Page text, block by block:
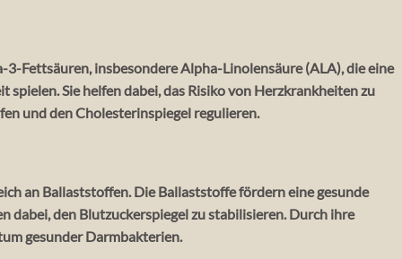
Fettsäuren, insbesondere Alpha-Linolensäure (ALA), die eine
Sie helfen dabei, das Risiko von Herzkrankheiten zu
und den Cholesterinspiegel regulieren.
an Ballaststoffen. Die Ballaststoffe fördern eine gesunde
den Blutzuckerspiegel zu stabilisieren. Durch ihre
gesunder Darmbakterien.